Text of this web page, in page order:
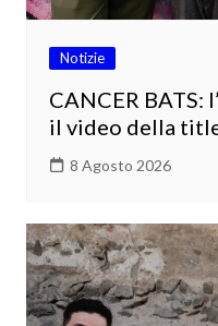
Notizie
CANCER BATS:
il video della
8 Agosto 2026